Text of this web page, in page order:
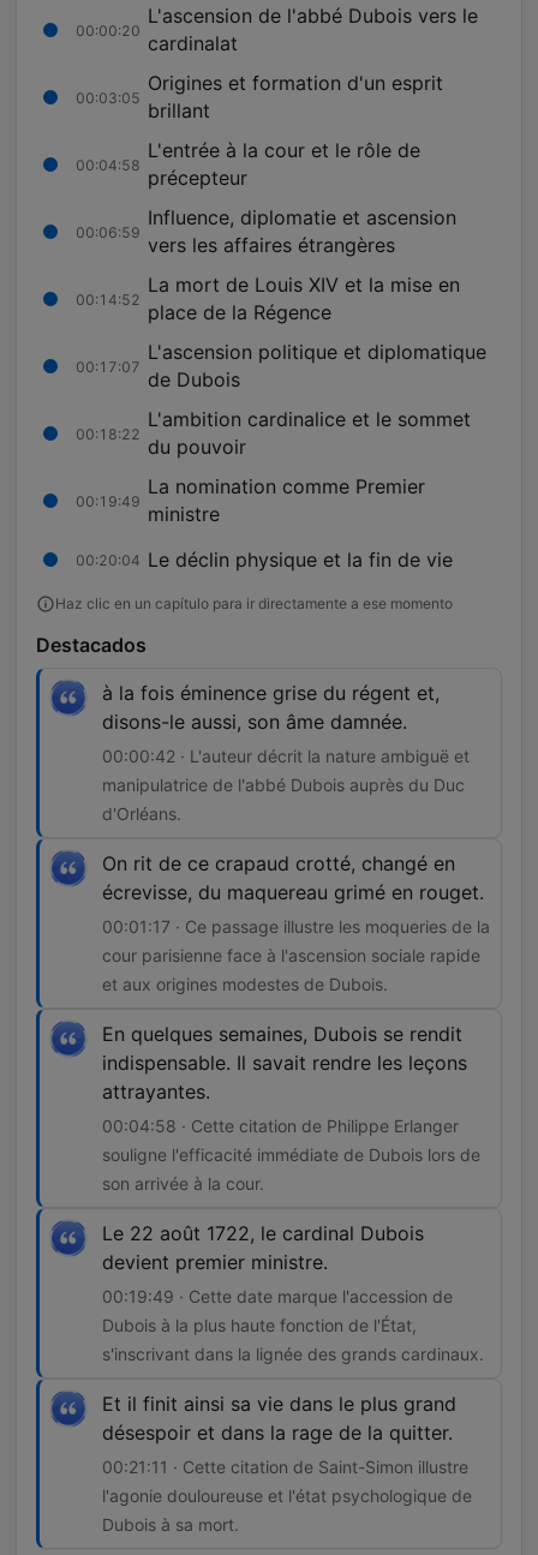
00:00:20
L'ascension de l'abbé Dubois vers le
cardinalat
00:03:05
Origines et formation d'un esprit
brillant
00:04:58
L'entrée à la cour et le rôle de
précepteur
00:06:59
Influence, diplomatie et ascension
vers les affaires étrangères
00:14:52
La mort de Louis XIV et la mise en
place de la Régence
00:17:07
L'ascension politique et diplomatique
de Dubois
00:18:22
L'ambition cardinalice et le sommet
du pouvoir
00:19:49
La nomination comme Premier
ministre
00:20:04 Le déclin physique et la fin de vie
Haz clic en un capítulo para ir directamente a ese momento
Destacados
à la fois éminence grise du régent et,
disons-le aussi, son âme damnée.
00:00:42 · L'auteur décrit la nature ambiguë et
manipulatrice de l'abbé Dubois auprès du Duc
d'Orléans.
On rit de ce crapaud crotté, changé en
écrevisse, du maquereau grimé en rouget.
00:01:17 · Ce passage illustre les moqueries de la
cour parisienne face à l'ascension sociale rapide
et aux origines modestes de Dubois.
En quelques semaines, Dubois se rendit
indispensable. Il savait rendre les leçons
attrayantes.
00:04:58 · Cette citation de Philippe Erlanger
souligne l'efficacité immédiate de Dubois lors de
son arrivée à la cour.
Le 22 août 1722, le cardinal Dubois
devient premier ministre.
00:19:49 · Cette date marque l'accession de
Dubois à la plus haute fonction de l'État,
s'inscrivant dans la lignée des grands cardinaux.
Et il finit ainsi sa vie dans le plus grand
désespoir et dans la rage de la quitter.
00:21:11 · Cette citation de Saint-Simon illustre
l'agonie douloureuse et l'état psychologique de
Dubois à sa mort.